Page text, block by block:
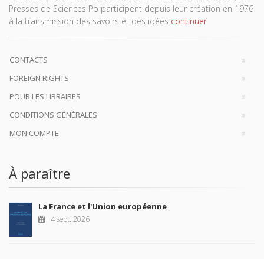
Presses de Sciences Po participent depuis leur création en 1976
à la transmission des savoirs et des idées continuer
CONTACTS
FOREIGN RIGHTS
POUR LES LIBRAIRES
CONDITIONS GÉNÉRALES
MON COMPTE
À paraître
La France et l'Union européenne
4 sept. 2026